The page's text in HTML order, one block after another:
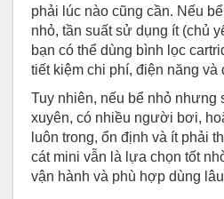
phải lúc nào cũng cần. Nếu
nhỏ, tần suất sử dụng ít (chủ
bạn có thể dùng bình lọc
tiết kiệm chi phí, điện năng và
Tuy nhiên, nếu bể nhỏ nhưng
xuyên, có nhiều người bơi,
luôn trong, ổn định và ít phải
cát mini vẫn là lựa chọn tốt
vận hành và phù hợp dùng